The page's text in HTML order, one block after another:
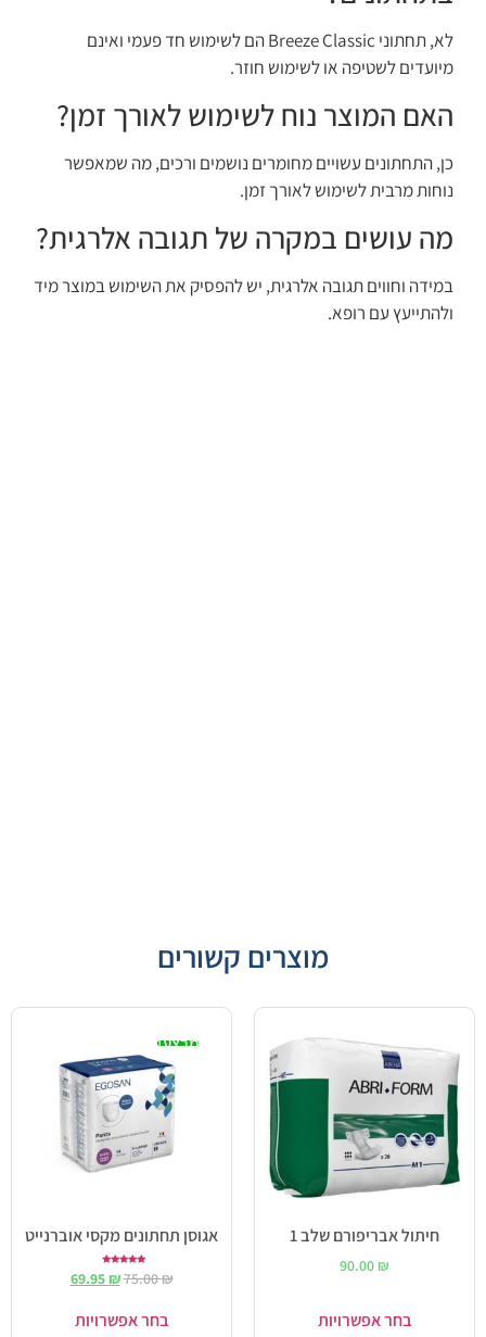
לא, תחתוני Breeze Classic הם לשימוש חד פעמי ואינם
מיועדים לשטיפה או לשימוש חוזר.
האם המוצר נוח לשימוש לאורך זמן?
כן, התחתונים עשויים מחומרים נושמים ורכים, מה שמאפשר
נוחות מרבית לשימוש לאורך זמן.
מה עושים במקרה של תגובה אלרגית?
במידה וחווים תגובה אלרגית, יש להפסיק את השימוש במוצר מיד
ולהתייעץ עם רופא.
מוצרים קשורים
חיתול אבריפורם שלב 1
90.00 ₪
בחר אפשרויות
מבצע!
אגוסן תחתונים מקסי אוברנייט
5.00
מתוך 5
75.00₪
69.95₪
בחר אפשרויות